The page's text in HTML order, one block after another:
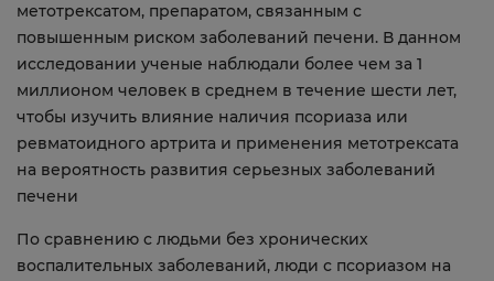
метотрексатом, препаратом, связанным с
повышенным риском заболеваний печени. В данном
исследовании ученые наблюдали более чем за 1
миллионом человек в среднем в течение шести лет,
чтобы изучить влияние наличия псориаза или
ревматоидного артрита и применения метотрексата
на вероятность развития серьезных заболеваний
печени
По сравнению с людьми без хронических
воспалительных заболеваний, люди с псориазом на